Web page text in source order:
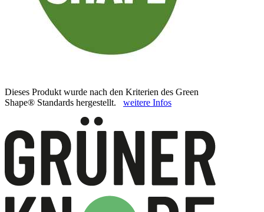
Dieses Produkt wurde nach den Kriterien des Green
Shape® Standards hergestellt. weitere Infos